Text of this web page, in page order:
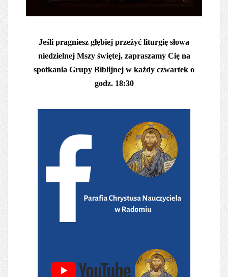
Jeśli pragniesz głębiej przeżyć liturgię słowa
niedzielnej Mszy świętej, zapraszamy Cię na
spotkania Grupy Biblijnej w każdy czwartek o
godz. 18:30